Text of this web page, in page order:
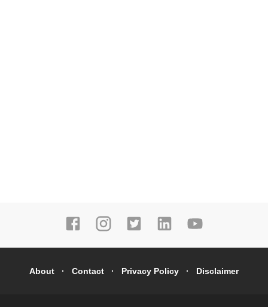
About Contact Privacy Policy Disclaimer